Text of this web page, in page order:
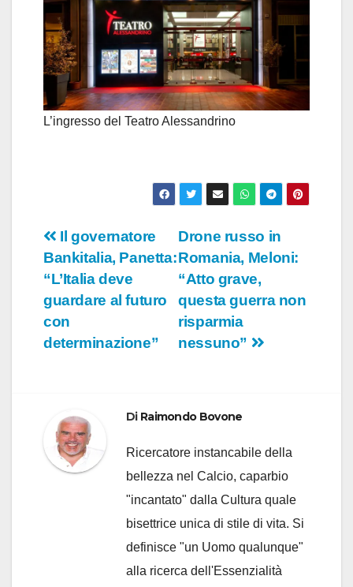
L’ingresso del Teatro Alessandrino
Navigazione
articoli
Drone russo in
Romania, Meloni:
“Atto grave,
questa guerra non
risparmia
nessuno”
Il governatore
Bankitalia, Panetta:
“L’Italia deve
guardare al futuro
con
determinazione”
Di Raimondo Bovone
Ricercatore instancabile della
bellezza nel Calcio, caparbio
"incantato" dalla Cultura quale
bisettrice unica di stile di vita. Si
definisce "un Uomo qualunque"
alla ricerca dell'Essenzialità